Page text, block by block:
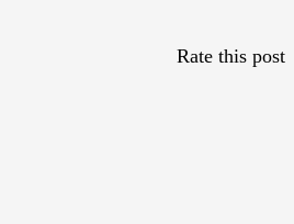
Rate this post